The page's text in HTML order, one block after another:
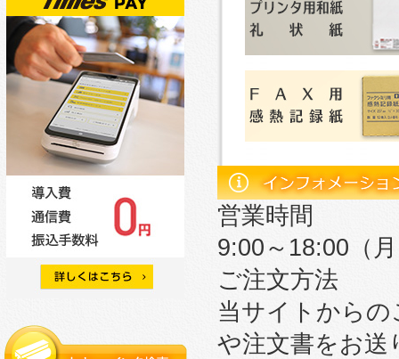
営業時間
9:00～18:00（
ご注文方法
当サイトから
や注文書をお送